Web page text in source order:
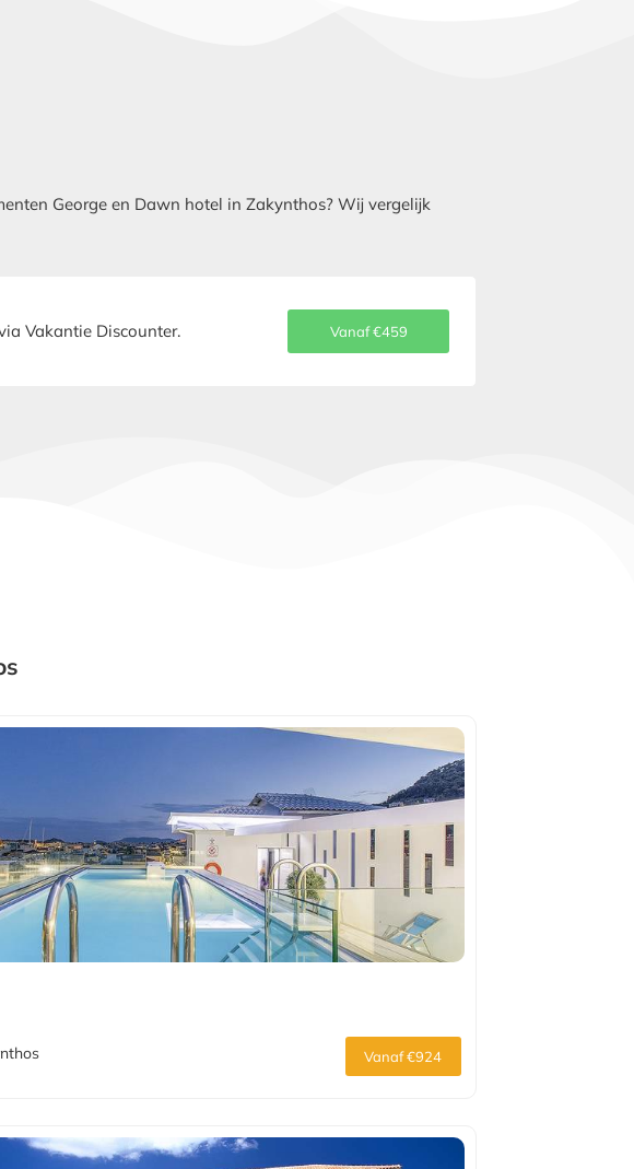
George en Dawn hotel in Zakynthos? Wij vergelijk
Vakantie Discounter. Vanaf €459
Vanaf €924